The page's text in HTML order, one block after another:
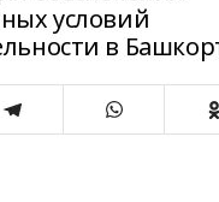
условий
в